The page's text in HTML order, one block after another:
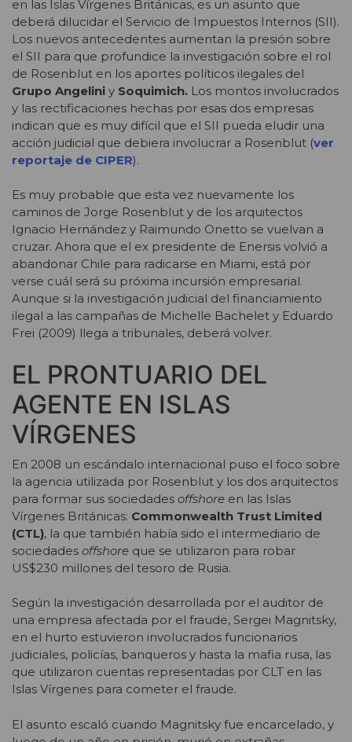
en las Islas Vírgenes Británicas, es un asunto que
deberá dilucidar el Servicio de Impuestos Internos (SII).
Los nuevos antecedentes aumentan la presión sobre
el SII para que profundice la investigación sobre el rol
de Rosenblut en los aportes políticos ilegales del
Grupo Angelini y Soquimich. Los montos involucrados
y las rectificaciones hechas por esas dos empresas
indican que es muy difícil que el SII pueda eludir una
acción judicial que debiera involucrar a Rosenblut (ver
reportaje de CIPER).
Es muy probable que esta vez nuevamente los
caminos de Jorge Rosenblut y de los arquitectos
Ignacio Hernández y Raimundo Onetto se vuelvan a
cruzar. Ahora que el ex presidente de Enersis volvió a
abandonar Chile para radicarse en Miami, está por
verse cuál será su próxima incursión empresarial.
Aunque si la investigación judicial del financiamiento
ilegal a las campañas de Michelle Bachelet y Eduardo
Frei (2009) llega a tribunales, deberá volver.
EL PRONTUARIO DEL
AGENTE EN ISLAS
VÍRGENES
En 2008 un escándalo internacional puso el foco sobre
la agencia utilizada por Rosenblut y los dos arquitectos
para formar sus sociedades offshore en las Islas
Vírgenes Británicas: Commonwealth Trust Limited
(CTL), la que también había sido el intermediario de
sociedades offshore que se utilizaron para robar
US$230 millones del tesoro de Rusia.
Según la investigación desarrollada por el auditor de
una empresa afectada por el fraude, Sergei Magnitsky,
en el hurto estuvieron involucrados funcionarios
judiciales, policías, banqueros y hasta la mafia rusa, las
que utilizaron cuentas representadas por CLT en las
Islas Vírgenes para cometer el fraude.
El asunto escaló cuando Magnitsky fue encarcelado, y